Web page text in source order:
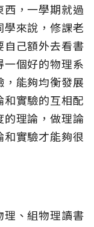
，一學期就過
來說，修課老
己額外去看書
個好的物理系
能夠均衡發展
實驗的互相配
理論，做理論
實驗才能夠很
、組物理讀書